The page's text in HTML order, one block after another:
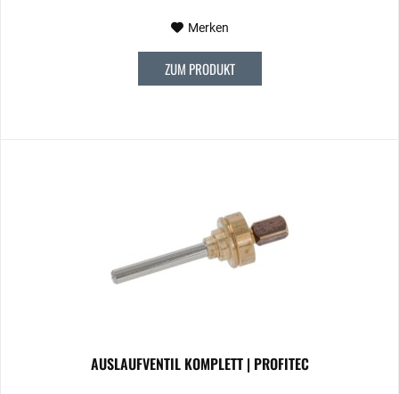
Merken
ZUM PRODUKT
AUSLAUFVENTIL KOMPLETT | PROFITEC